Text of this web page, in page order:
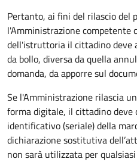
Pertanto, ai fini del rilascio del
l'Amministrazione competente
dell'istruttoria il cittadino deve
da bollo, diversa da quella
domanda, da apporre sul
Se l'Amministrazione rilascia
forma digitale, il cittadino deve
identificativo (seriale) della
dichiarazione sostitutiva
non sarà utilizzata per